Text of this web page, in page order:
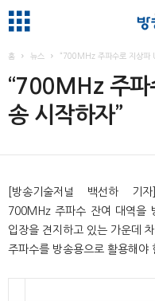
홈 뉴스 “700MHz 주파수로 지상파
“700MHz 주파
송 시작하자”
방송기술저널 백선하 기자
700MHz주파수 잔여 대역을
입장을 견지하고 있는 가운데
주파수를 방송용으로 활용해야